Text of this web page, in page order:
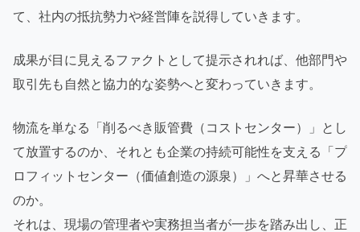
て、社内の抵抗勢力や経営陣を説得していきます。
成果が目に見えるファクトとして提示されれば、他部門や
取引先も自然と協力的な姿勢へと変わっていきます。
物流を単なる「削るべき販管費（コストセンター）」とし
て放置するのか、それとも企業の持続可能性を支える「プ
ロフィットセンター（価値創造の源泉）」へと昇華させる
のか。
それは、現場の管理者や実務担当者が一歩を踏み出し、正